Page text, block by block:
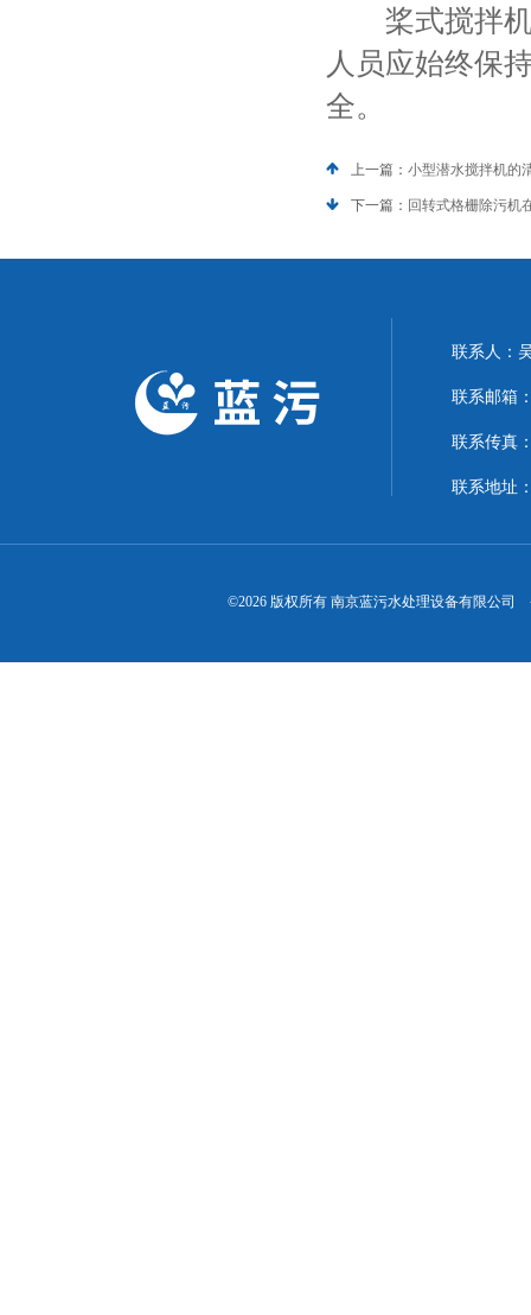
桨式搅拌机
人员应始终保
全。
上一篇： 小型潜水搅拌机的
下一篇： 回转式格栅除污机
联系人：
联系邮箱
联系传真
联系地址
©2026 版权所有 南京蓝污水处理设备有限公司